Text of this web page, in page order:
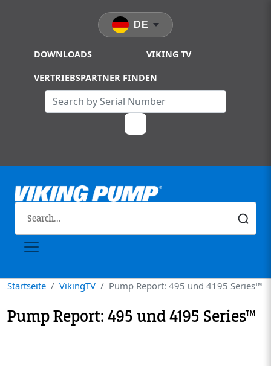
DOWNLOADS VIKING TV
VERTRIEBSPARTNER FINDEN
DE
Startseite VikingTV Pump Report: 495 und 4195 Series™
Pump Report: 495 und 4195 Series™